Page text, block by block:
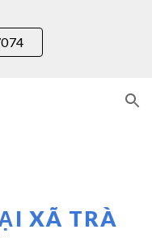
Skip to navigation
XÃ TRÀ